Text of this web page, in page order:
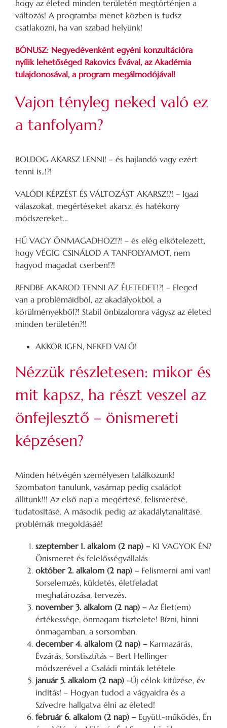
hogy az életed minden területén megtörténjen a
változás! A programba menet közben is tudsz
csatlakozni, ha van szabad helyünk!
BÓNUSZ: Negyedévenként egyéni konzultációra
nyílik lehetőséged Rakovics Évával, az Akadémia
tulajdonosával, a program megálmodójával!
Vajon tényleg neked való ez
a tanfolyam?
BOLDOG AKARSZ LENNI! – és hajlandó vagy ezért
tenni is..!?!
VALÓDI KÉPZÉST ÉS VÁLTOZÁST AKARSZ!?! – Igazi
válaszokat, megértéseket akarsz, és hatékony
módszereket…
HŰ VAGY ÖNMAGADHOZ!?! – és elég elkötelezett,
hogy VÉGIG CSINÁLOD A TANFOLYAMOT, nem
hagyod magadat cserben!?!
RENDBE AKAROD TENNI AZ ÉLETEDET!?! – Eleged
van a problémáidból, az akadályokból, a
körülményekből?! Stabil önbizalomra vágysz az életed
minden területén?!!
AKKOR IGEN, NEKED VALÓ!
Nézzük részletesen: mikor és
mit kapsz, ha részt veszel az
önfejlesztő – önismereti
képzésen?
Minden hétvégén személyesen találkozunk!
Szombaton tanulunk, vasárnap pedig családot
állítunk!!! Az első nap a megértésé, felismerésé,
tudatosításé. A második pedig az akadálytanalításé,
problémák megoldásáé!
szeptember 1. alkalom (2 nap) – KI VAGYOK ÉN?
Önismeret és felelősségvállalás
október 2. alkalom (2 nap) – Felismerni ami van!
Sorselemzés, küldetés, életfeladat
meghatározása, tervezés.
november 3. alkalom (2 nap) – Az Élet(em)
értékessége, önmagam tisztelete! Bízni, hinni
önmagamban, a sorsomban.
december 4. alkalom (2 nap) – Karmazárás,
Évzárás, Sorstisztítás – Bert Hellinger
módszerével a Családi minták letétele
január 5. alkalom (2 nap) –Új célok kitűzése, év
indítás! – Hogyan tudod a vágyaidra és a
Szívedre hallgatva élni az életed!
február 6. alkalom (2 nap) – Együtt-működés, Én